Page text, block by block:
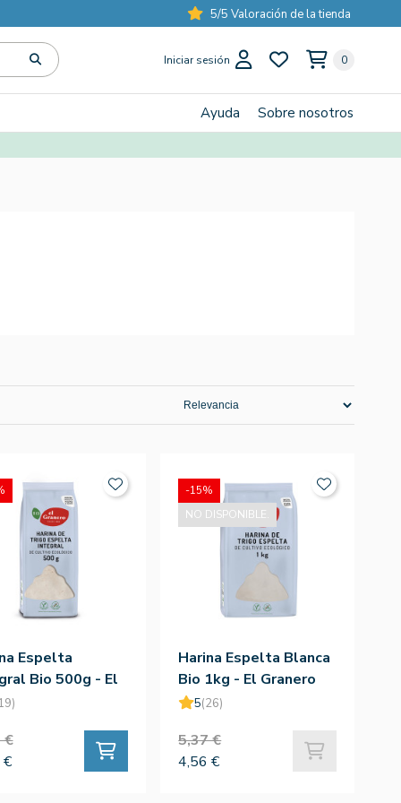
5/5 Valoración de la tienda
Iniciar sesión 0
Ayuda Sobre nosotros
Espelta
Bio 500g - El
€
Harina Espelta Blanca
Bio 1kg - El Granero
5(26)
5,37 €
4,56 €
-15%
NO DISPONIBLE.